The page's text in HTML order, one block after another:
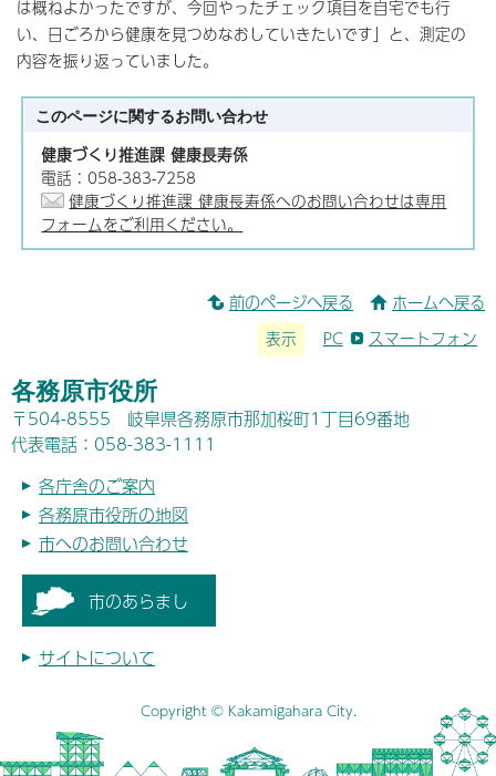
は概ねよかったですが、今回やったチェック項目を自宅でも行
い、日ごろから健康を見つめなおしていきたいです」と、測定の
内容を振り返っていました。
このページに関するお問い合わせ
健康づくり推進課 健康長寿係
電話：058-383-7258
健康づくり推進課 健康長寿係へのお問い合わせは専用
フォームをご利用ください。
前のページへ戻る ホームへ戻る
表示 PC スマートフォン
各務原市役所
〒504-8555 岐阜県各務原市那加桜町1丁目69番地
代表電話：058-383-1111
各庁舎のご案内
各務原市役所の地図
市へのお問い合わせ
市のあらまし
サイトについて
Copyright © Kakamigahara City.